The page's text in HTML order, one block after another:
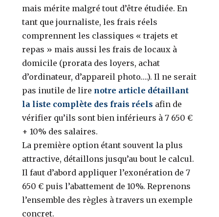
mais mérite malgré tout d’être étudiée. En
tant que journaliste, les frais réels
comprennent les classiques « trajets et
repas » mais aussi les frais de locaux à
domicile (prorata des loyers, achat
d’ordinateur, d’appareil photo….). Il ne serait
pas inutile de lire notre article détaillant
la liste complète des frais réels afin de
vérifier qu’ils sont bien inférieurs à 7 650 €
+ 10% des salaires.
La première option étant souvent la plus
attractive, détaillons jusqu’au bout le calcul.
Il faut d’abord appliquer l’exonération de 7
650 € puis l’abattement de 10%. Reprenons
l’ensemble des règles à travers un exemple
concret.